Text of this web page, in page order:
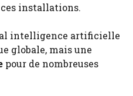
ces installations.
intelligence artificielle
globale, mais une
pour de nombreuses